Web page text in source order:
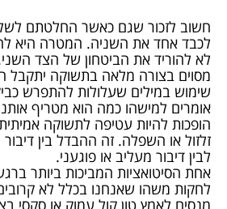
חשוב לזכור שגם כאשר החלטתם
לכבד אחד את השניה. המטרה היא
לא להוריד את הביטחון של הצד
מסוים בצורה מלאה בתשוקה יתקבל
שימוש במילים שעלולות להתפרש
אומרים למישהו כמה הוא מטריף
הופכות להיות עטיפה לתשוקה
זלזול או השפלה. זה ההבדל בין
לבין דיבור מעליב או פוגעני.
אחת הסיטואציות המביכות ביותר
לחקות משהו שאנחנו בכלל לא